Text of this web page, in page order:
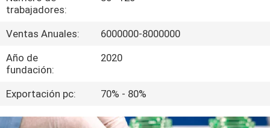
VISITA
A
FÁBRICA
trabajadores:
Ventas Anuales:
6000000-8000000
Año de
fundación:
2020
Exportación pc: 70% - 80%